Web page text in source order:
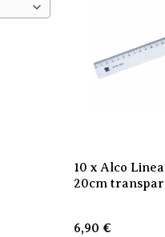
10 x Alco
20cm
6,90 €